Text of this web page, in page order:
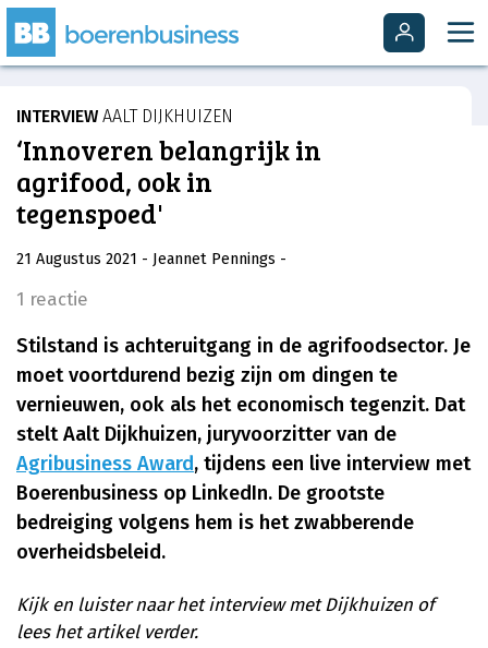
INTERVIEW AALT DIJKHUIZEN
‘Innoveren belangrijk in
agrifood, ook in
tegenspoed'
21 Augustus 2021 - Jeannet Pennings -
1 reactie
Stilstand is achteruitgang in de agrifoodsector. Je
moet voortdurend bezig zijn om dingen te
vernieuwen, ook als het economisch tegenzit. Dat
stelt Aalt Dijkhuizen, juryvoorzitter van de
Agribusiness Award, tijdens een live interview met
Boerenbusiness op LinkedIn. De grootste
bedreiging volgens hem is het zwabberende
overheidsbeleid.
Kijk en luister naar het interview met Dijkhuizen of
lees het artikel verder.